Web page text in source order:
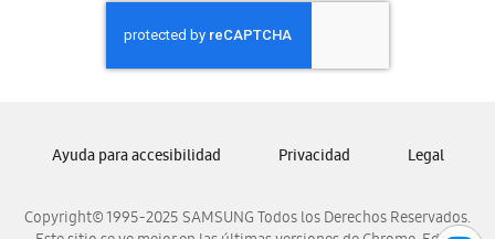
Samsung Honduras
Samsung Nicaragua
Samsung Panamá
Samsung Venezuela
Copyright© 1995-2025 SAMSUNG Todos los Derechos Reservados.
Ayuda para accesibilidad Privacidad Legal